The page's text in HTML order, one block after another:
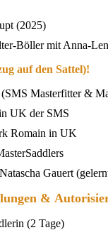
(2025)
Böller mit Anna-
auf den Sattel)!
Masterfitter &
UK der SMS
Romain in UK
Gauert
&
(2 Tage)